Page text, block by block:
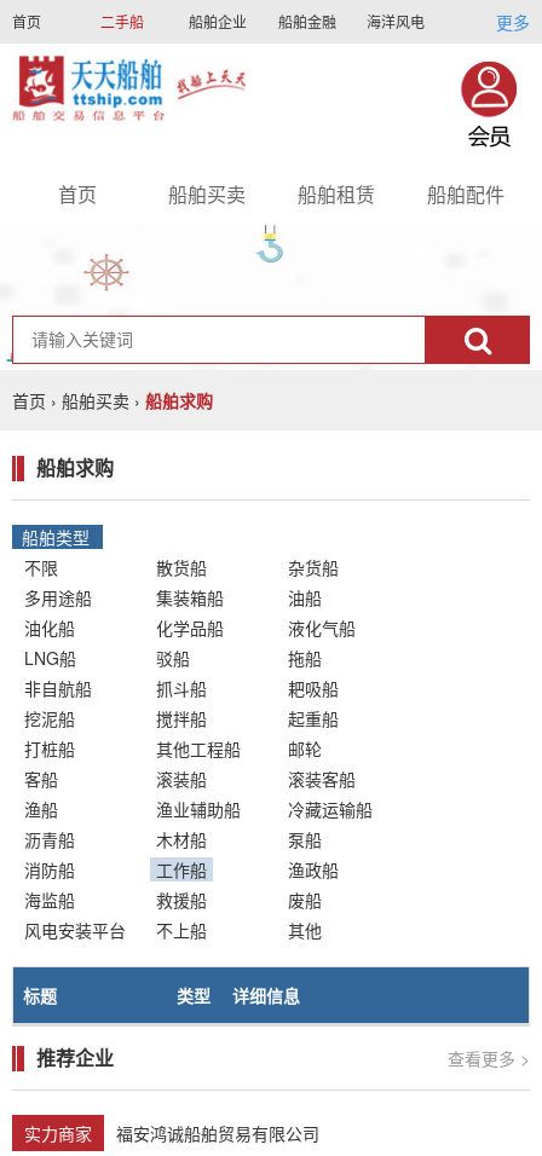
首页 二手船 船舶企业 船舶金融 海洋风电
船员招聘 船员联盟
更多
首页 船舶买卖 船舶租赁 船舶配件
首页 › 船舶买卖 › 船舶求购
船舶求购
船舶类型
不限
散货船
杂货船
多用途船
集装箱船
油船
油化船
化学品船
液化气船
LNG船
驳船
拖船
非自航船
抓斗船
耙吸船
挖泥船
搅拌船
起重船
打桩船
其他工程船
邮轮
客船
滚装船
滚装客船
渔船
渔业辅助船
冷藏运输船
沥青船
木材船
泵船
消防船
工作船
渔政船
海监船
救援船
废船
风电安装平台
不上船 其他
标题 类型 详细信息
推荐企业 查看更多 >
实力商家
福安鸿诚船舶贸易有限公司